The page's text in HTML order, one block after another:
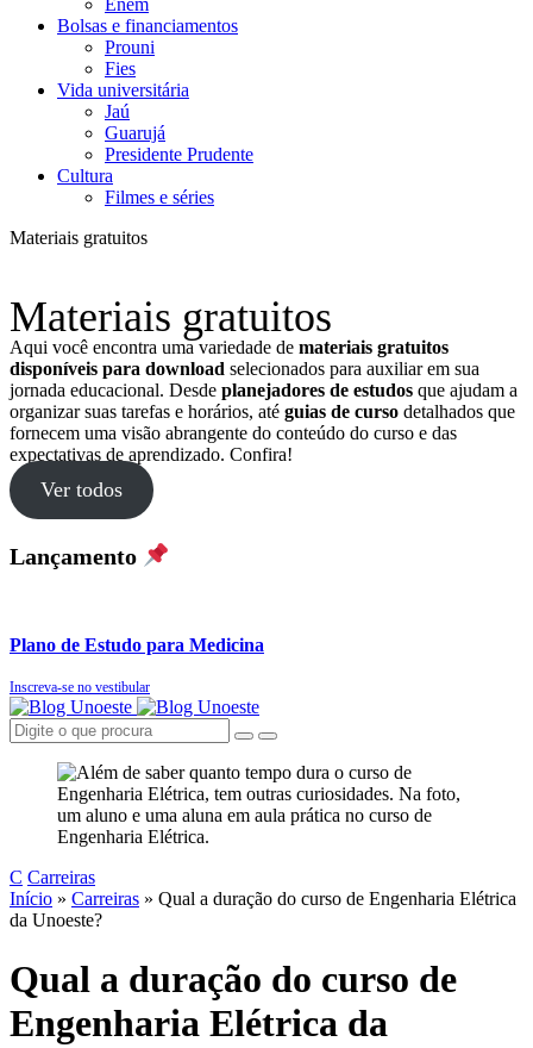
Enem
Bolsas e financiamentos
Prouni
Fies
Vida universitária
Jaú
Guarujá
Presidente Prudente
Cultura
Filmes e séries
Materiais gratuitos
Materiais gratuitos
Aqui você encontra uma variedade de materiais gratuitos
disponíveis para download selecionados para auxiliar em sua
jornada educacional. Desde planejadores de estudos que ajudam a
organizar suas tarefas e horários, até guias de curso detalhados que
fornecem uma visão abrangente do conteúdo do curso e das
expectativas de aprendizado. Confira!
Ver todos
Lançamento
Plano de Estudo para Medicina
Inscreva-se no vestibular
C Carreiras
Início » Carreiras » Qual a duração do curso de Engenharia Elétrica
da Unoeste?
Qual a duração do curso de
Engenharia Elétrica da